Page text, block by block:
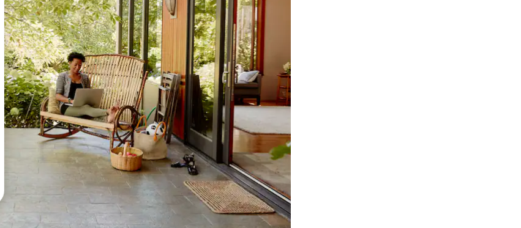
se strelicama prema gore i prema dolje, kao i dodirom ili prelaskom prstom po zaslonu.